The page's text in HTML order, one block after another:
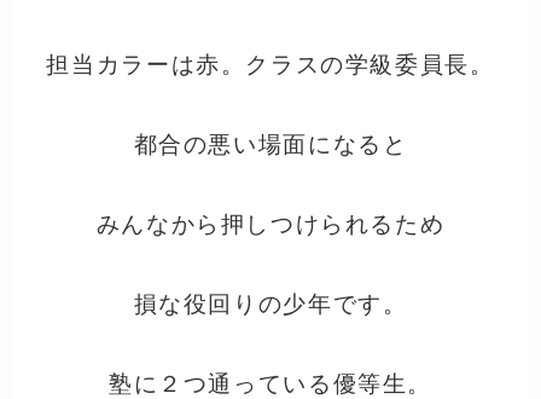
担当カラーは赤。クラスの学級委員長。
都合の悪い場面になると
みんなから押しつけられるため
損な役回りの少年です。
塾に２つ通っている優等生。